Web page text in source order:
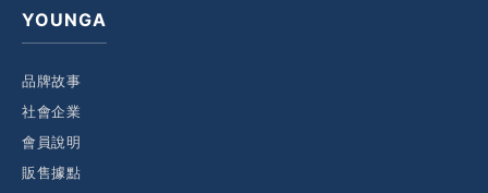
YOUNGA
品牌故事
社會企業
會員說明
販售據點